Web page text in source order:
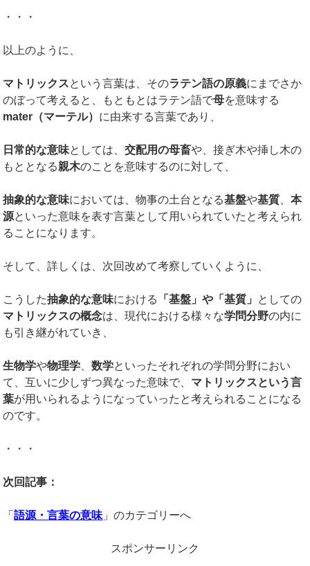
・・・
以上のように、
マトリックスという言葉は、そのラテン語の原義にまでさか
のぼって考えると、もともとはラテン語で母を意味する
mater （マーテル） に由来する言葉であり、
日常的な意味としては、交配用の母畜や、接ぎ木や挿し木の
もととなる親木のことを意味するのに対して、
抽象的な意味においては、物事の土台となる基盤や基質、本
源といった意味を表す言葉として用いられていたと考えられ
ることになります。
そして、詳しくは、次回改めて考察していくように、
こうした抽象的な意味における 「基盤」や「基質」 としての
マトリックスの概念は、現代における様々な学問分野の内に
も引き継がれていき、
生物学や物理学、数学といったそれぞれの学問分野におい
て、互いに少しずつ異なった意味で、 マトリックスという言
葉が用いられるようになっていったと考えられることになる
のです。
・・・
次回記事：
「語源・言葉の意味」のカテゴリーへ
スポンサーリンク